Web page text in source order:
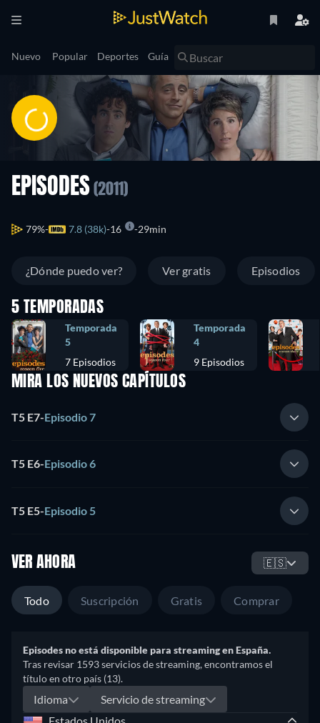
Nuevo Popular Deportes Guía
EPISODES (2011)
79% 7.8 (38k) 16 29min
¿Dónde puedo ver? Ver gratis Episodios
5 TEMPORADAS
Temporada
5
7 Episodios
Temporada
4
9 Episodios
MIRA LOS NUEVOS CAPÍTULOS
T5 E7-Episodio 7
T5 E6-Episodio 6
T5 E5-Episodio 5
VER AHORA 🇪🇸
Todo Suscripción Gratis Comprar
Episodes no está disponible para streaming en España.
Tras revisar 1593 servicios de streaming, encontramos el
título en otro país (13).
Idioma
Servicio de streaming